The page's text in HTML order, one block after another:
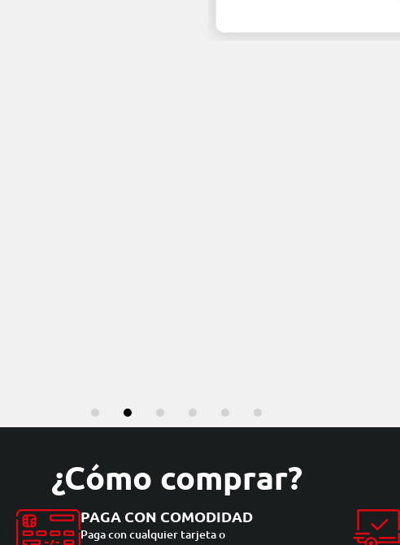
¿Cómo comprar?
PAGA CON COMODIDAD
Paga con cualquier tarjeta o